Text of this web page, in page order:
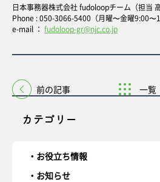
カテゴリー
お役立ち情報
お知らせ
日本事務器株式会社 fudoloopチーム（担当 高
Phone : 050-3066-5400（月曜〜金曜9:00〜
e-mail ： fudoloop-gr@njc.co.jp
前の記事 一覧